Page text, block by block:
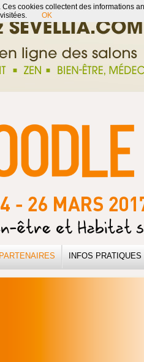
INFOS PRATIQUES
cookies collectent des informations
visitées.
OK